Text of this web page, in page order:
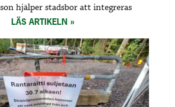
hjälper stadsbor att integreras
LÄS ARTIKELN